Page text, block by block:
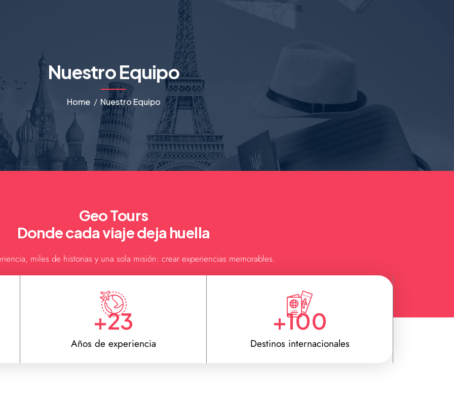
Nuestro Equipo
Home Nuestro Equipo
Geo Tours
Donde cada viaje deja huella
miles de historias y una sola misión: crear experiencias memorables.
Años de experiencia
+23
Destinos internacionales
+100